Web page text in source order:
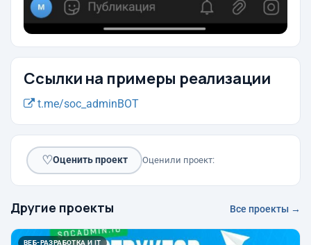
Ссылки на примеры реализации
t.me/soc_adminBOT
♡Оценить проект Оценили проект:
Другие проекты Все проекты →
ВЕБ-РАЗРАБОТКА И IT